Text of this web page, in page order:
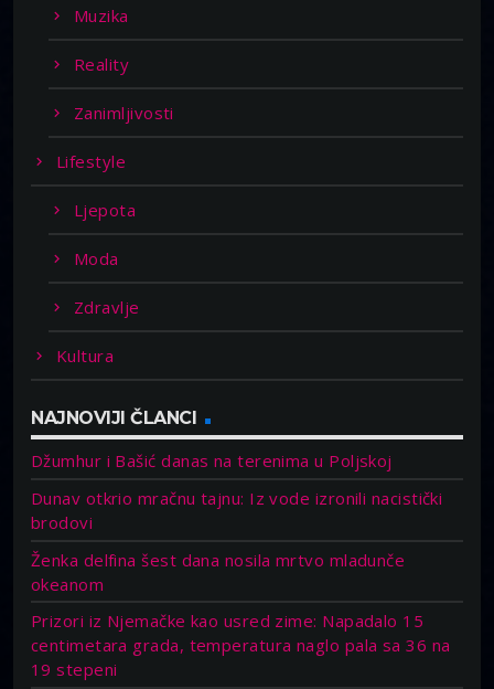
Muzika
Reality
Zanimljivosti
Lifestyle
Ljepota
Moda
Zdravlje
Kultura
NAJNOVIJI ČLANCI
Džumhur i Bašić danas na terenima u Poljskoj
Dunav otkrio mračnu tajnu: Iz vode izronili nacistički
brodovi
Ženka delfina šest dana nosila mrtvo mladunče
okeanom
Prizori iz Njemačke kao usred zime: Napadalo 15
centimetara grada, temperatura naglo pala sa 36 na
19 stepeni